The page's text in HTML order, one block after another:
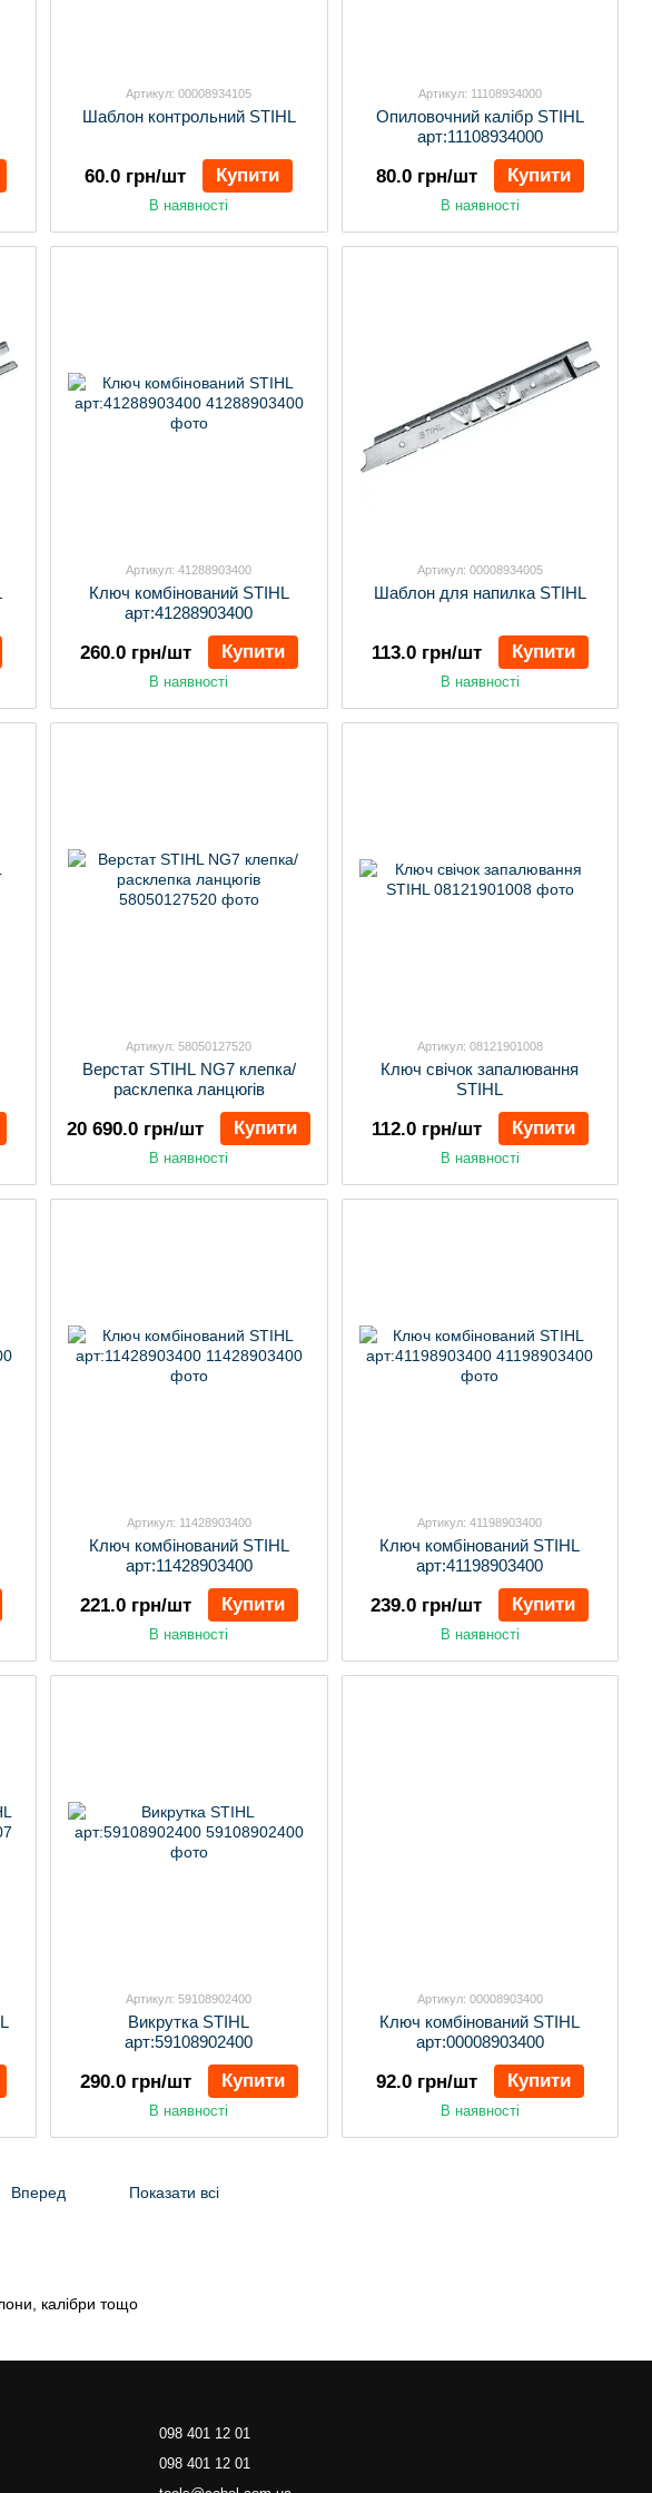
калібри тощо
Артикул: 00008934105
Шаблон контрольний STIHL
60.0 грн/шт Купити
В наявності
Артикул: 11108934000
Опиловочний калібр STIHL
арт:11108934000
80.0 грн/шт Купити
В наявності
Артикул: 41288903400
Ключ комбінований STIHL
арт:41288903400
260.0 грн/шт Купити
В наявності
Артикул: 00008934005
Шаблон для напилка STIHL
113.0 грн/шт Купити
В наявності
Артикул: 58050127520
Верстат STIHL NG7 клепка/
расклепка ланцюгів
20 690.0 грн/шт Купити
В наявності
Артикул: 08121901008
Ключ свічок запалювання
STIHL
112.0 грн/шт Купити
В наявності
Артикул: 11428903400
Ключ комбінований STIHL
арт:11428903400
221.0 грн/шт Купити
В наявності
Артикул: 41198903400
Ключ комбінований STIHL
арт:41198903400
239.0 грн/шт Купити
В наявності
Артикул: 59108902400
Викрутка STIHL
арт:59108902400
290.0 грн/шт Купити
В наявності
Артикул: 00008903400
Ключ комбінований STIHL
арт:00008903400
92.0 грн/шт Купити
В наявності
Вперед Показати всі
098 401 12 01
098 401 12 01